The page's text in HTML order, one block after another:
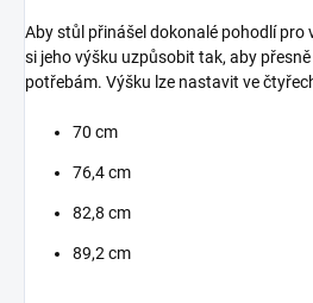
Aby stůl přinášel dokonalé pohodlí pro
si jeho výšku uzpůsobit tak, aby
potřebám. Výšku lze nastavit ve
70 cm
76,4 cm
82,8 cm
89,2 cm